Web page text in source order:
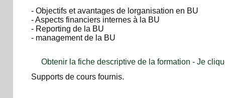
- Objectifs et avantages de lorganisation en BU
- Aspects financiers internes à la BU
- Reporting de la BU
- management de la BU
Obtenir la fiche descriptive de la formation - Je
Supports de cours fournis.